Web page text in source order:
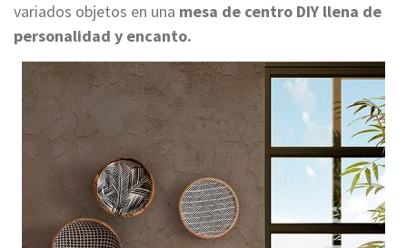
variados objetos en una mesa de centro DIY llena de
personalidad y encanto.